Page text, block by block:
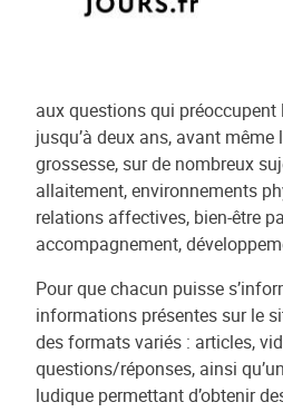
aux questions qui préoccupent
jusqu’à deux ans, avant même
grossesse, sur de nombreux
allaitement, environnements
relations affectives, bien-être
accompagnement,
Pour que chacun puisse
informations présentes sur le
des formats variés : articles,
questions/réponses, ainsi
ludique permettant d’obtenir